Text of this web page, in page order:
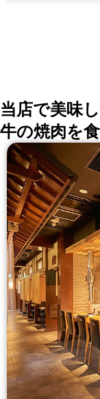
当店で美味
牛の焼肉を